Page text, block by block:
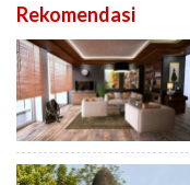
Rekomendasi